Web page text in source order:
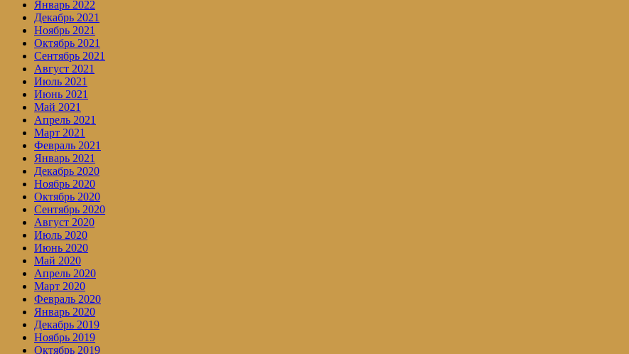
Январь 2022
Декабрь 2021
Ноябрь 2021
Октябрь 2021
Сентябрь 2021
Август 2021
Июль 2021
Июнь 2021
Май 2021
Апрель 2021
Март 2021
Февраль 2021
Январь 2021
Декабрь 2020
Ноябрь 2020
Октябрь 2020
Сентябрь 2020
Август 2020
Июль 2020
Июнь 2020
Май 2020
Апрель 2020
Март 2020
Февраль 2020
Январь 2020
Декабрь 2019
Ноябрь 2019
Октябрь 2019